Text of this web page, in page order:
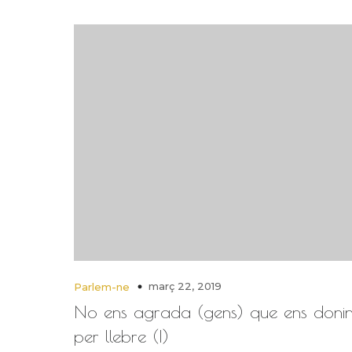
Parlem-ne març 22, 2019
No ens agrada (gens) que ens
per llebre (I)